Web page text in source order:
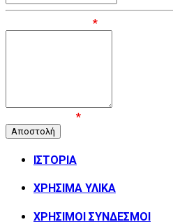
*
*
ΙΣΤΟΡΙΑ
ΧΡΗΣΙΜΑ ΥΛΙΚΑ
ΧΡΗΣΙΜΟΙ ΣΥΝΔΕΣΜΟΙ